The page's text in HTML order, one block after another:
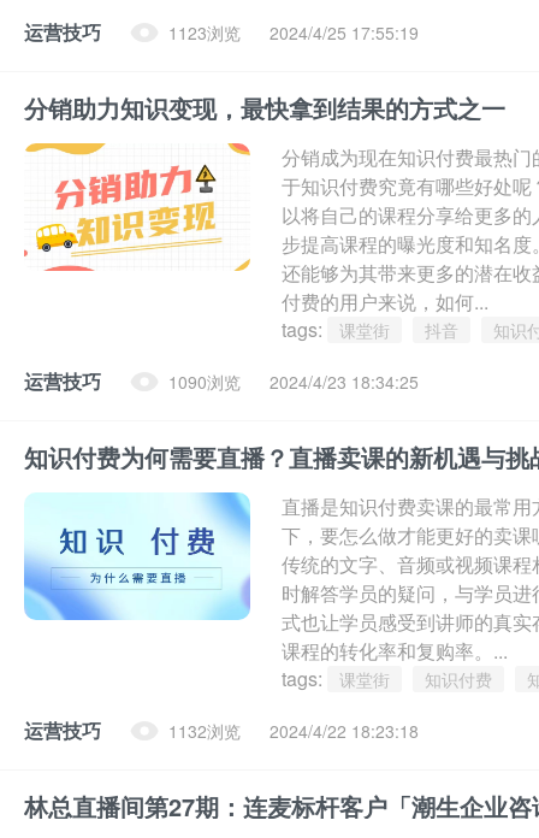
运营技巧 1123浏览 2024/4/25 17:55:19
分销助力知识变现，最快拿到结果的方式之一
分销成为现在知识付费最热
于知识付费究竟有哪些好处
以将自己的课程分享给更多
步提高课程的曝光度和知名
还能够为其带来更多的潜在
付费的用户来说，如何...
tags:
课堂街 抖音 知识
运营技巧 1090浏览 2024/4/23 18:34:25
知识付费为何需要直播？直播卖课的新机遇与挑
直播是知识付费卖课的最常
下，要怎么做才能更好的卖
传统的文字、音频或视频课
时解答学员的疑问，与学员
式也让学员感受到讲师的真
课程的转化率和复购率。...
tags:
课堂街 知识付费
运营技巧 1132浏览 2024/4/22 18:23:18